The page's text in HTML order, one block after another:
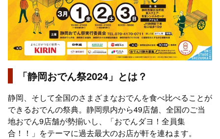
「静岡おでん祭2024」とは？
静岡、そして全国のさまざまなおでんを食べ比べることが
できるおでんの祭典。静岡県内から49店舗、全国のご当
地おでん9店舗が勢揃いし、「おでんダヨ！全員集
合！！」をテーマに過去最大のお店が軒を連ねます。